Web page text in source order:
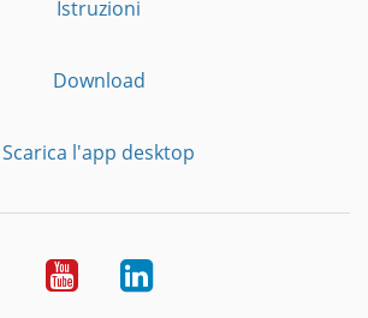
Istruzioni
Download
Scarica l'app desktop
YouTubeLinkedIn